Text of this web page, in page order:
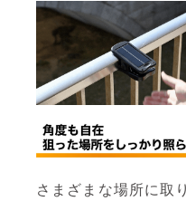
さまざまな場所に取